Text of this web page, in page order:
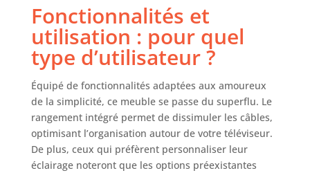
Fonctionnalités et
utilisation : pour quel
type d’utilisateur ?
Équipé de fonctionnalités adaptées aux amoureux
de la simplicité, ce meuble se passe du superflu. Le
rangement intégré permet de dissimuler les câbles,
optimisant l’organisation autour de votre téléviseur.
De plus, ceux qui préfèrent personnaliser leur
éclairage noteront que les options préexistantes